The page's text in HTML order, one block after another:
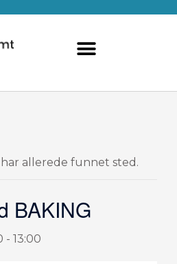
allerede funnet sted.
BAKING
- 13:00